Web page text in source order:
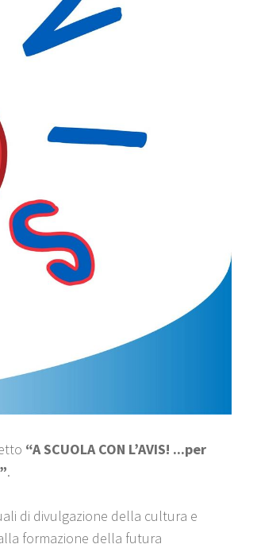
“A SCUOLA CON L’AVIS! ...per
.
di divulgazione della cultura e
alla formazione della futura